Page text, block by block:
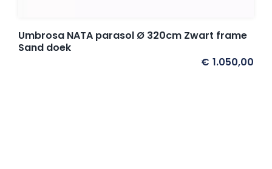
Umbrosa NATA parasol Ø 320cm Zwart frame
Sand doek
€ 1.050,00